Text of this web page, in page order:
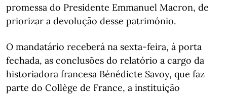
promessa do Presidente Emmanuel Macron, de
priorizar a devolução desse património.
O mandatário receberá na sexta-feira, à porta
fechada, as conclusões do relatório a cargo da
historiadora francesa Bénédicte Savoy, que faz
parte do Collège de France, a instituição